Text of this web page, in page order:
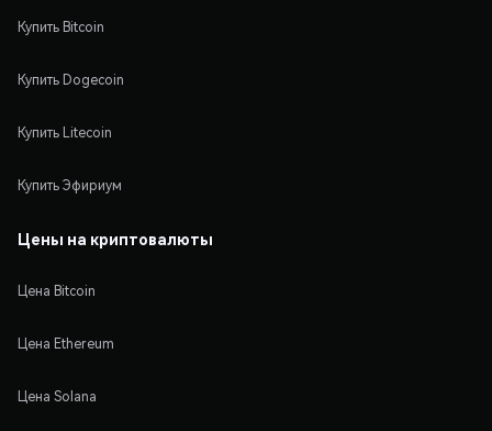
Купить Bitcoin
Купить Dogecoin
Купить Litecoin
Купить Эфириум
Цены на криптовалюты
Цена Bitcoin
Цена Ethereum
Цена Solana